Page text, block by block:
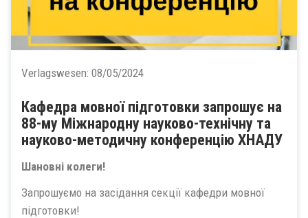
Verlagswesen: 08/05/2024
Кафедра мовної підготовки запрошує на
88-му Міжнародну науково-технічну та
науково-методичну конференцію ХНАДУ
Шановні колеги!
Запрошуємо на засідання секції кафедри мовної
підготовки!